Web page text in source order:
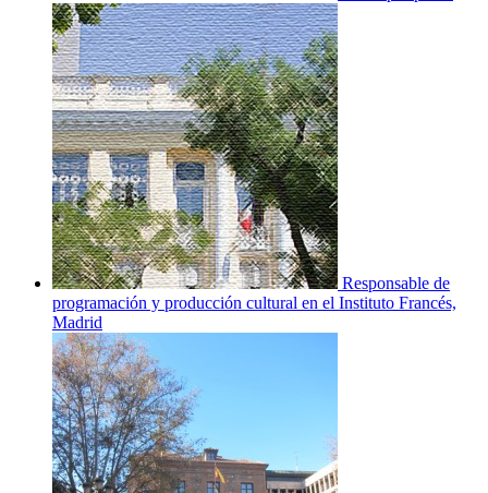
Responsable de
programación y producción cultural en el Instituto Francés,
Madrid